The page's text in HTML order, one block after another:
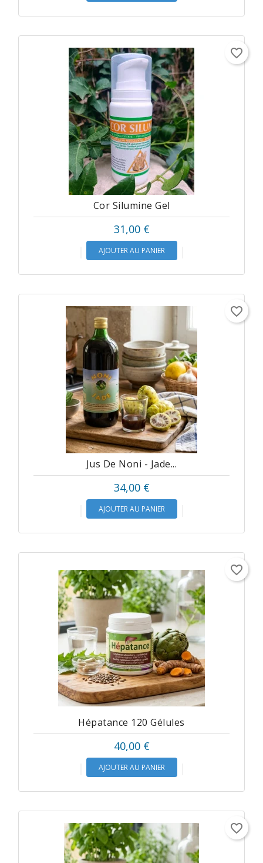
Cor Silumine Gel
31,00 €Prix
AJOUTER AU PANIER
favorite_border
Jus De Noni - Jade...
34,00 €Prix
AJOUTER AU PANIER
favorite_border
Hépatance 120 Gélules
40,00 €Prix
AJOUTER AU PANIER
favorite_border
favorite_border